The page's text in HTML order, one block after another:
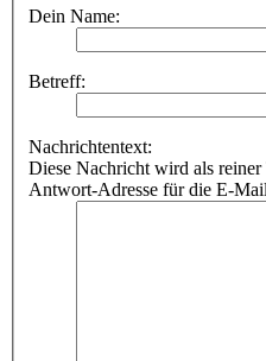
Dein Name:
Betreff:
Nachrichtentext:
Diese Nachricht wird als
Antwort-Adresse für die E-